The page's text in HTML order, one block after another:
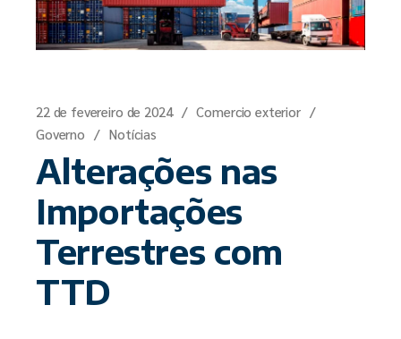
22 de fevereiro de 2024
Comercio exterior
Governo
Notícias
Alterações nas
Importações
Terrestres com
TTD